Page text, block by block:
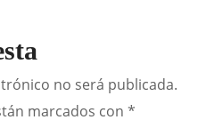
no será publicada.
marcados con*